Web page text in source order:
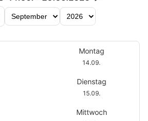
Montag
14.09.
Dienstag
15.09.
Mittwoch